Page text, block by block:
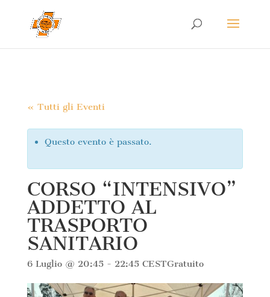
« Tutti gli Eventi
Questo evento è passato.
CORSO “INTENSIVO”
ADDETTO AL
TRASPORTO
SANITARIO
6 Luglio @ 20:45- 22:45 CESTGratuito